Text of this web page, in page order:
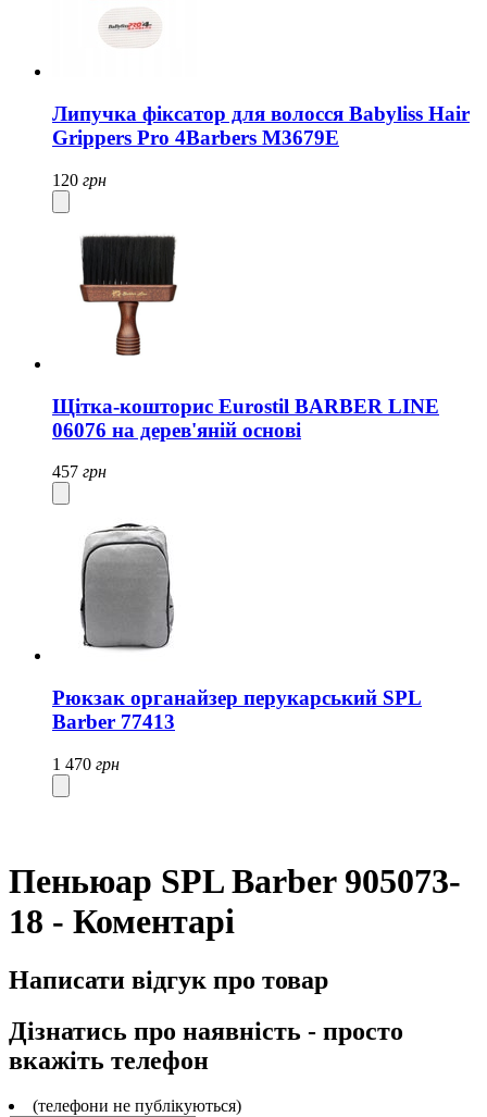
Липучка фіксатор для волосся Babyliss Hair
Grippers Pro 4Barbers M3679E
120 грн
Щітка-кошторис Eurostil BARBER LINE
06076 на дерев'яній основі
457 грн
Рюкзак органайзер перукарський SPL
Barber 77413
1 470 грн
Пеньюар SPL Barber 905073-
18 - Коментарі
Написати відгук про товар
Дізнатись про наявність - просто
вкажіть телефон
(телефони не публікуються)